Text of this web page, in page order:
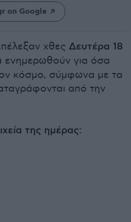
on Google
χθες Δευτέρα 18
ενημερωθούν για όσα
κόσμο, σύμφωνα με τα
από την
της ημέρας: